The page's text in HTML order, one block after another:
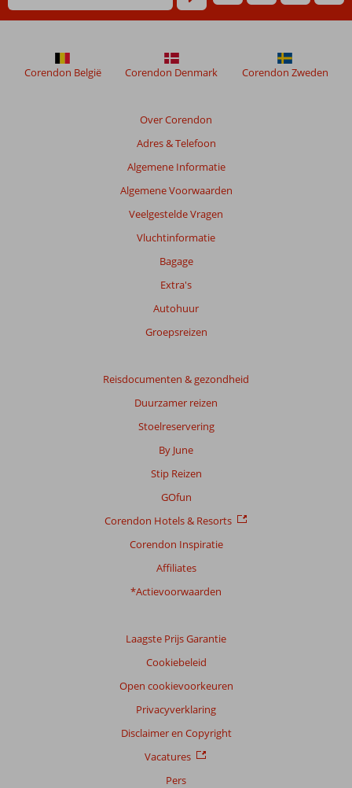
Over Corendon
Adres & Telefoon
Algemene Informatie
Algemene Voorwaarden
Veelgestelde Vragen
Vluchtinformatie
Bagage
Extra's
Autohuur
Groepsreizen
Reisdocumenten & gezondheid
Duurzamer reizen
Stoelreservering
By June
Stip Reizen
GOfun
Corendon Hotels & Resorts
Corendon Inspiratie
Affiliates
*Actievoorwaarden
Laagste Prijs Garantie
Cookiebeleid
Open cookievoorkeuren
Privacyverklaring
Disclaimer en Copyright
Vacatures
Pers
Corendon België Corendon Denmark Corendon Zweden